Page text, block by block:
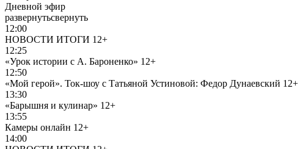
Дневной эфир
развернутьсвернуть
12:00
НОВОСТИ ИТОГИ 12+
12:25
«Урок истории с А. Бароненко» 12+
12:50
«Мой герой». Ток-шоу с Татьяной Устиновой: Федор Дунаевский 12+
13:30
«Барышня и кулинар» 12+
13:55
Камеры онлайн 12+
14:00